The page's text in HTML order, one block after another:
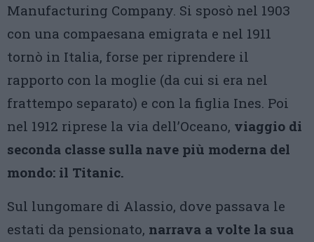
Manufacturing Company. Si sposò nel 1903
con una compaesana emigrata e nel 1911
tornò in Italia, forse per riprendere il
rapporto con la moglie (da cui si era nel
frattempo separato) e con la figlia Ines. Poi
nel 1912 riprese la via dell’Oceano, viaggio di
seconda classe sulla nave più moderna del
mondo: il Titanic.
Sul lungomare di Alassio, dove passava le
estati da pensionato, narrava a volte la sua